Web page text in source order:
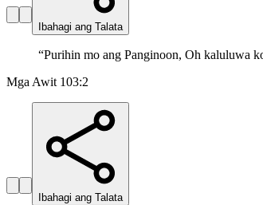
Ibahagi ang Talata
“Purihin mo ang Panginoon, Oh kaluluwa
Mga Awit 103:2
Ibahagi ang Talata